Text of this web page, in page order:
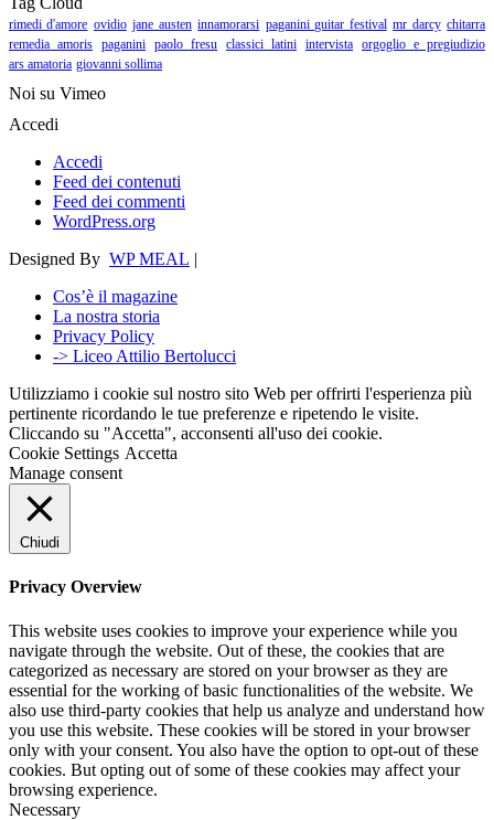
rimedi d'amore ovidio jane austen innamorarsi paganini guitar festival mr darcy chitarra
remedia amoris paganini paolo fresu classici latini intervista orgoglio e pregiudizio
ars amatoria giovanni sollima
Noi su Vimeo
Accedi
Accedi
Feed dei contenuti
Feed dei commenti
WordPress.org
Designed By WP MEAL |
Cos’è il magazine
La nostra storia
Privacy Policy
-> Liceo Attilio Bertolucci
Utilizziamo i cookie sul nostro sito Web per offrirti l'esperienza più
pertinente ricordando le tue preferenze e ripetendo le visite.
Cliccando su "Accetta", acconsenti all'uso dei cookie.
Cookie Settings Accetta
Manage consent
Chiudi
Privacy Overview
This website uses cookies to improve your experience while you
navigate through the website. Out of these, the cookies that are
categorized as necessary are stored on your browser as they are
essential for the working of basic functionalities of the website. We
also use third-party cookies that help us analyze and understand how
you use this website. These cookies will be stored in your browser
only with your consent. You also have the option to opt-out of these
cookies. But opting out of some of these cookies may affect your
browsing experience.
Necessary